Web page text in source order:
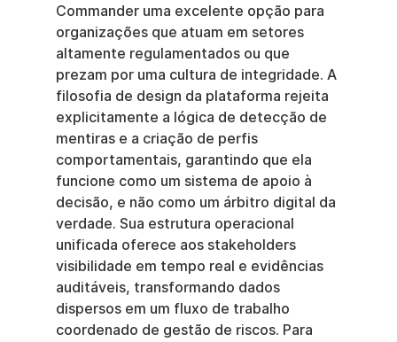
Commander uma excelente opção para
organizações que atuam em setores
altamente regulamentados ou que
prezam por uma cultura de integridade. A
filosofia de design da plataforma rejeita
explicitamente a lógica de detecção de
mentiras e a criação de perfis
comportamentais, garantindo que ela
funcione como um sistema de apoio à
decisão, e não como um árbitro digital da
verdade. Sua estrutura operacional
unificada oferece aos stakeholders
visibilidade em tempo real e evidências
auditáveis, transformando dados
dispersos em um fluxo de trabalho
coordenado de gestão de riscos. Para